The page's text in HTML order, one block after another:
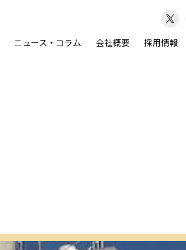
ニュース・コラム 会社概要 採用情報